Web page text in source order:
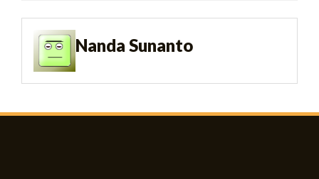
Nanda Sunanto